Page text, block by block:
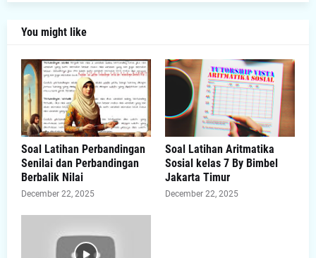
You might like
Soal Latihan Perbandingan
Senilai dan Perbandingan
Berbalik Nilai
December 22, 2025
Soal Latihan Aritmatika
Sosial kelas 7 By Bimbel
Jakarta Timur
December 22, 2025